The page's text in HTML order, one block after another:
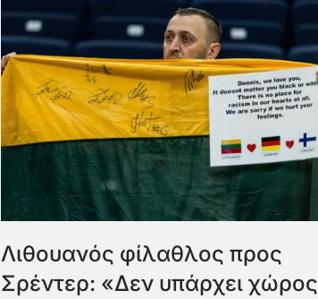
Λιθουανός φίλαθλος προς
Σρέντερ: «Δεν υπάρχει χώρος